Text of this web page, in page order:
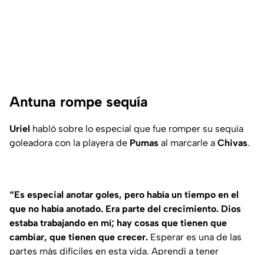
Antuna rompe sequía
Uriel habló sobre lo especial que fue romper su sequía
goleadora con la playera de Pumas al marcarle a Chivas.
“Es especial anotar goles, pero había un tiempo en el
que no había anotado. Era parte del crecimiento. Dios
estaba trabajando en mí; hay cosas que tienen que
cambiar, que tienen que crecer. Esperar es una de las
partes más difíciles en esta vida. Aprendí a tener